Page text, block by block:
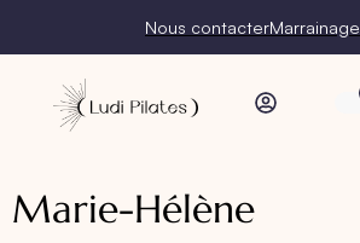
Nous contacterMarrainage
Marie-Hélène